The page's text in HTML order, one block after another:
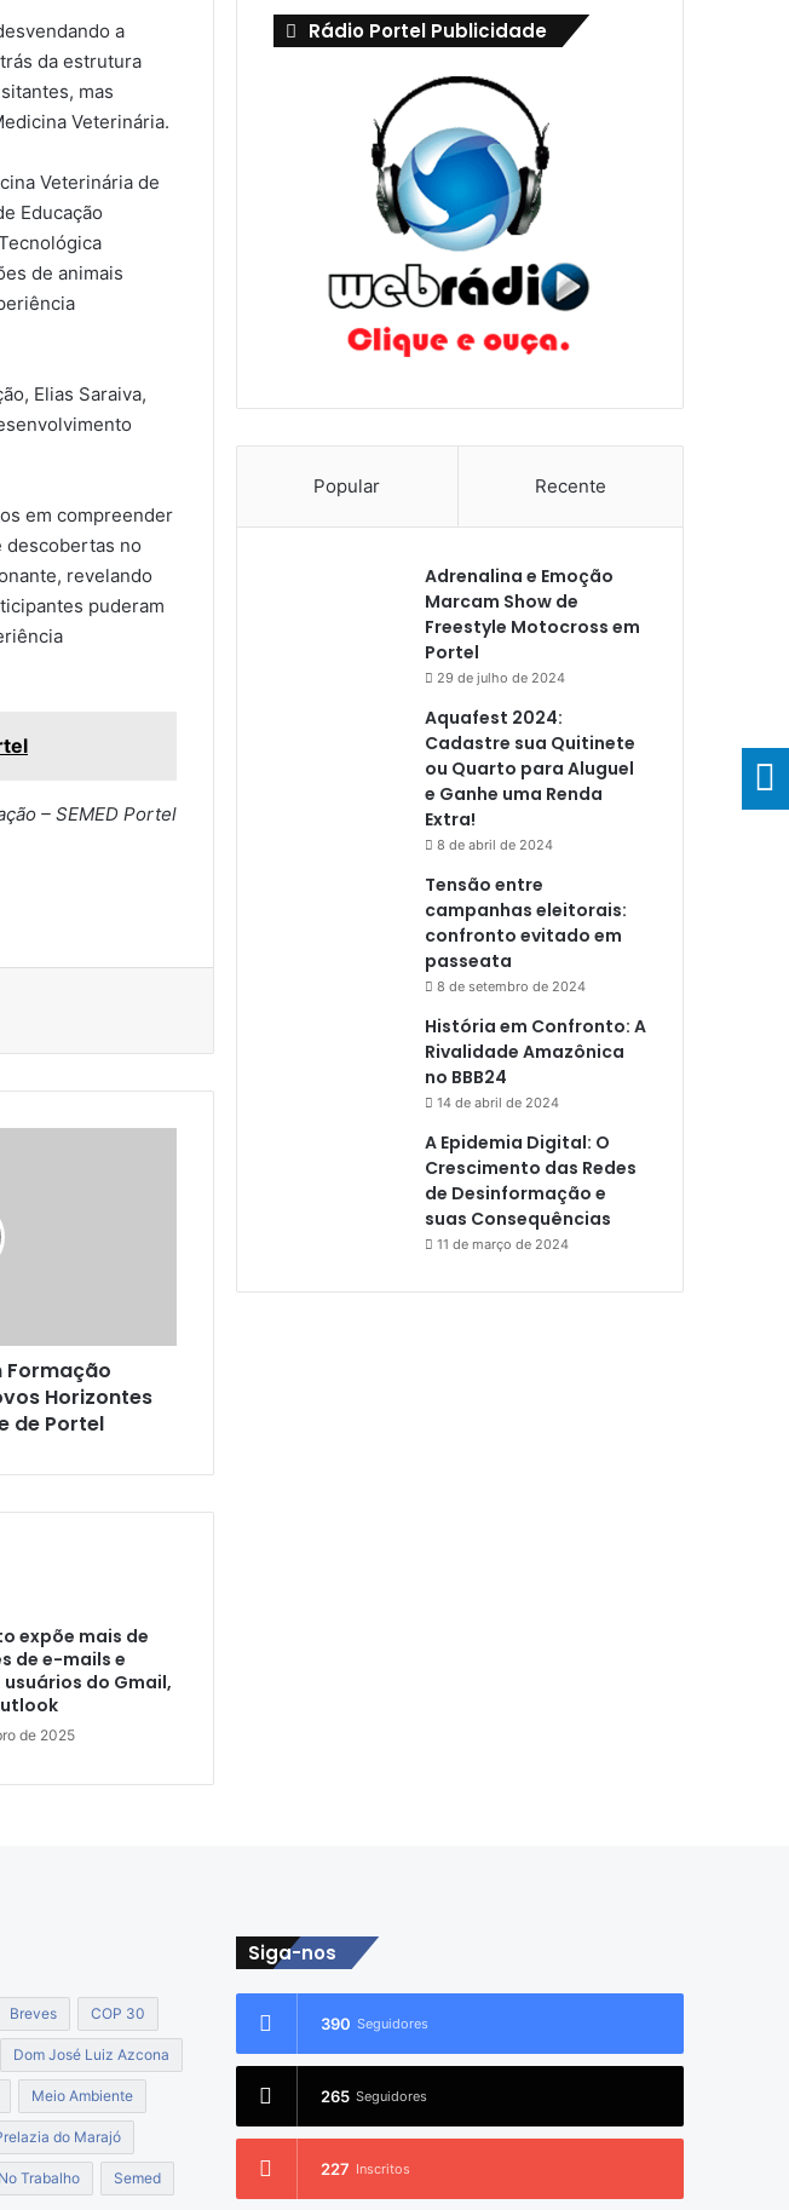
a
da estrutura
mas
Veterinária.
Veterinária de
Educação
de animais
Elias Saraiva,
em compreender
descobertas no
revelando
puderam
– SEMED Portel
Formação
Horizontes
de Portel
expõe mais de
de e-mails e
usuários do Gmail,
de 2025
Rádio Portel Publicidade
Popular Recente
Adrenalina e Emoção
Marcam Show de
Freestyle Motocross em
Portel
29 de julho de 2024
Aquafest 2024:
Cadastre sua Quitinete
ou Quarto para Aluguel
e Ganhe uma Renda
Extra!
8 de abril de 2024
Tensão entre
campanhas eleitorais:
confronto evitado em
passeata
8 de setembro de 2024
História em Confronto: A
Rivalidade Amazônica
no BBB24
14 de abril de 2024
A Epidemia Digital: O
Crescimento das Redes
de Desinformação e
suas Consequências
11 de março de 2024
Breves COP 30
Dom José Luiz Azcona
Meio Ambiente
do Marajó
Trabalho Semed
Siga-nos
390 Seguidores
265 Seguidores
227 Inscritos